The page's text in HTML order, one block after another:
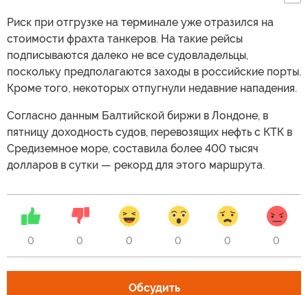
Риск при отгрузке на терминале уже отразился на
стоимости фрахта танкеров. На такие рейсы
подписываются далеко не все судовладельцы,
поскольку предполагаются заходы в российские порты.
Кроме того, некоторых отпугнули недавние нападения.
Согласно данным Балтийской биржи в Лондоне, в
пятницу доходность судов, перевозящих нефть с КТК в
Средиземное море, составила более 400 тысяч
долларов в сутки — рекорд для этого маршрута.
0 0 0 0 0 0
Обсудить